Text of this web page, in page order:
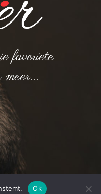
favoriete
Ok